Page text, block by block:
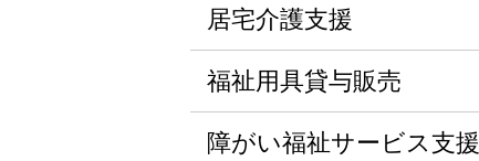
居宅介護支援
福祉用具貸与販売
障がい福祉サービス支援